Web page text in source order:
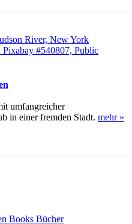
umfangreicher
in einer fremden Stadt. mehr »